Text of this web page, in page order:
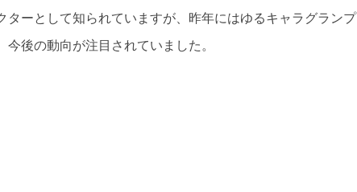
ターとして知られていますが、昨年にはゆるキャラグランプ
後の動向が注目されていました。